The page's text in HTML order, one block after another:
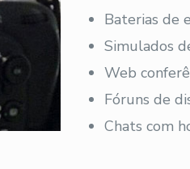
Baterias de
Simulados
Web
Fóruns de
Chats com